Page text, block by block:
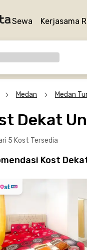
Sewa Kerjasama
Medan Medan
Dekat
5 Kost Tersedia
Kost